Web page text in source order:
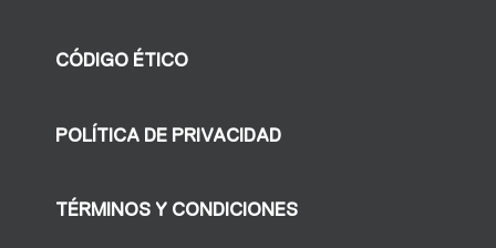
CÓDIGO ÉTICO
POLÍTICA DE PRIVACIDAD
TÉRMINOS Y CONDICIONES